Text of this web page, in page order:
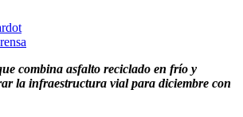
combina asfalto reciclado en frío y
la infraestructura vial para diciembre con